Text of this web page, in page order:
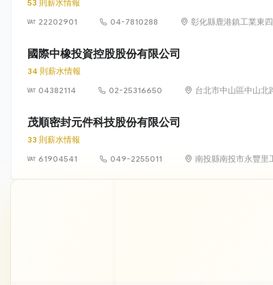
53 則薪水情報
22202901
04-7810288 彰化縣鹿港鎮工業東
國際中橡投資控股股份有限公司
34 則薪水情報
04382114
02-25316650 台北市中山區中山北
茂順密封元件科技股份有限公司
33 則薪水情報
61904541
049-2255011 南投縣南投市永豐里